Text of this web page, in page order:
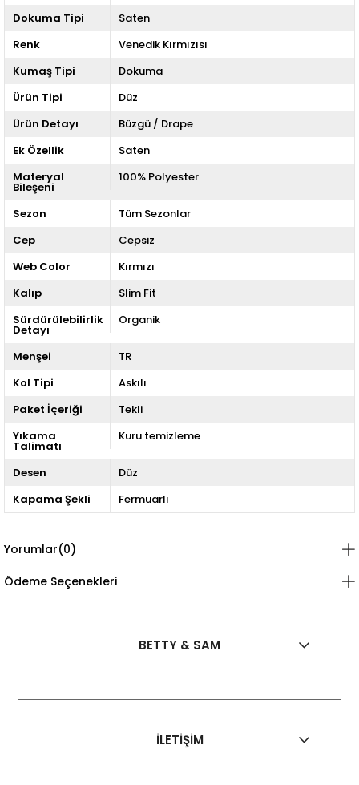
Dokuma Tipi
Saten
Renk
Venedik Kırmızısı
Kumaş Tipi
Dokuma
Ürün Tipi
Düz
Ürün Detayı
Büzgü / Drape
Ek Özellik
Saten
Materyal
Bileşeni
100% Polyester
Sezon
Tüm Sezonlar
Cep
Cepsiz
Web Color
Kırmızı
Kalıp
Slim Fit
Sürdürülebilirlik
Detayı
Organik
Menşei
TR
Kol Tipi
Askılı
Paket İçeriği
Tekli
Yıkama
Talimatı
Kuru temizleme
Desen
Düz
Kapama Şekli
Fermuarlı
Yorumlar(0)
Ödeme Seçenekleri
BETTY & SAM
İLETİŞİM